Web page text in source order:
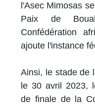
l'Asec Mimosas
Paix de
Confédération
ajoute l'instance
Ainsi, le stade de
le 30 avril 2023,
de finale de la